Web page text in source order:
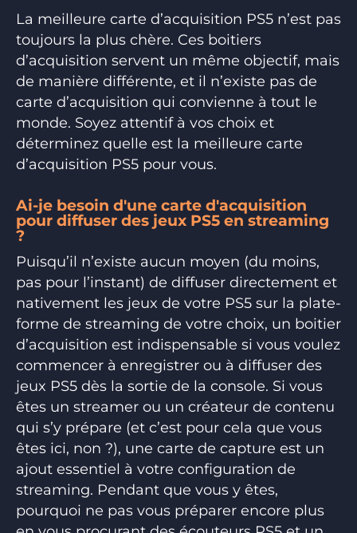
La meilleure carte d’acquisition PS5 n’est pas
toujours la plus chère. Ces boitiers
d’acquisition servent un même objectif, mais
de manière différente, et il n’existe pas de
carte d’acquisition qui convienne à tout le
monde. Soyez attentif à vos choix et
déterminez quelle est la meilleure carte
d’acquisition PS5 pour vous.
Ai-je besoin d'une carte d'acquisition
pour diffuser des jeux PS5 en streaming
?
Puisqu’il n’existe aucun moyen (du moins,
pas pour l’instant) de diffuser directement et
nativement les jeux de votre PS5 sur la plate-
forme de streaming de votre choix, un boitier
d’acquisition est indispensable si vous voulez
commencer à enregistrer ou à diffuser des
jeux PS5 dès la sortie de la console. Si vous
êtes un streamer ou un créateur de contenu
qui s’y prépare (et c’est pour cela que vous
êtes ici, non ?), une carte de capture est un
ajout essentiel à votre configuration de
streaming. Pendant que vous y êtes,
pourquoi ne pas vous préparer encore plus